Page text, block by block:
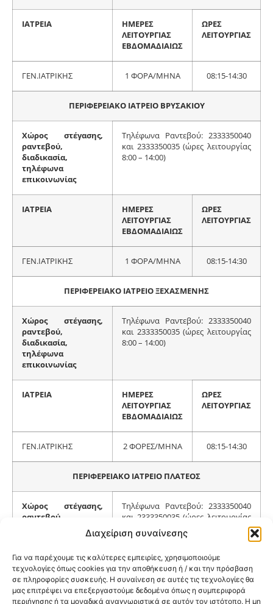
Διαχείριση συναίνεσης
Για να παρέχουμε τις καλύτερες εμπειρίες, χρησιμοποιούμε
τεχνολογίες όπως cookies για την αποθήκευση ή / και την πρόσβαση
σε πληροφορίες συσκευής. Η συναίνεση σε αυτές τις τεχνολογίες θα
μας επιτρέψει να επεξεργαστούμε δεδομένα όπως η συμπεριφορά
περιήγησης ή τα μοναδικά αναγνωριστικά σε αυτόν τον ιστότοπο. Η μη
ΙΑΤΡΕΙΑ
ΗΜΕΡΕΣ
ΛΕΙΤΟΥΡΓΙΑΣ
ΕΒΔΟΜΑΔΙΑΙΩΣ
ΩΡΕΣ
ΛΕΙΤΟΥΡΓΙΑΣ
ΓΕΝ.ΙΑΤΡΙΚΗΣ 1 ΦΟΡΑ/ΜΗΝΑ 08:15-14:30
ΠΕΡΙΦΕΡΕΙΑΚΟ ΙΑΤΡΕΙΟ ΒΡΥΣΑΚΙΟΥ
Χώρος στέγασης,
ραντεβού,
διαδικασία,
τηλέφωνα
επικοινωνίας
Τηλέφωνα Ραντεβού: 2333350040
και 2333350035 (ώρες λειτουργίας
8:00 – 14:00)
ΙΑΤΡΕΙΑ
ΗΜΕΡΕΣ
ΛΕΙΤΟΥΡΓΙΑΣ
ΕΒΔΟΜΑΔΙΑΙΩΣ
ΩΡΕΣ
ΛΕΙΤΟΥΡΓΙΑΣ
ΓΕΝ.ΙΑΤΡΙΚΗΣ 1 ΦΟΡΑ/ΜΗΝΑ 08:15-14:30
ΠΕΡΙΦΕΡΕΙΑΚΟ ΙΑΤΡΕΙΟ ΞΕΧΑΣΜΕΝΗΣ
Χώρος στέγασης,
ραντεβού,
διαδικασία,
τηλέφωνα
επικοινωνίας
Τηλέφωνα Ραντεβού: 2333350040
και 2333350035 (ώρες λειτουργίας
8:00 – 14:00)
ΙΑΤΡΕΙΑ
ΗΜΕΡΕΣ
ΛΕΙΤΟΥΡΓΙΑΣ
ΕΒΔΟΜΑΔΙΑΙΩΣ
ΩΡΕΣ
ΛΕΙΤΟΥΡΓΙΑΣ
ΓΕΝ.ΙΑΤΡΙΚΗΣ 2 ΦΟΡΕΣ/ΜΗΝΑ 08:15-14:30
ΠΕΡΙΦΕΡΕΙΑΚΟ ΙΑΤΡΕΙΟ ΠΛΑΤΕΟΣ
Χώρος στέγασης,
ραντεβού,
Τηλέφωνα Ραντεβού: 2333350040
και 2333350035 (ώρες λειτουργίας
8:00 – 14:00)
ΙΑΤΡΕΙΑ
ΗΜΕΡΕΣ
ΛΕΙΤΟΥΡΓΙΑΣ
ΕΒΔΟΜΑΔΙΑΙΩΣ
ΩΡΕΣ
ΛΕΙΤΟΥΡΓΙΑΣ